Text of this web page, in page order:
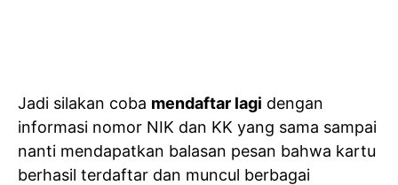
Jadi silakan coba mendaftar lagi dengan
informasi nomor NIK dan KK yang sama sampai
nanti mendapatkan balasan pesan bahwa kartu
berhasil terdaftar dan muncul berbagai